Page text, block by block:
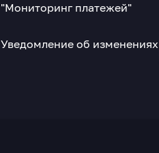
"Мониторинг платежей"
Уведомление об изменениях